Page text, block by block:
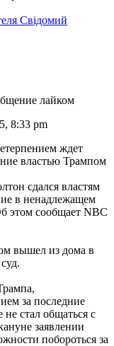
Свідомий
лайком
8:33 pm
ждет
властью Трампом
сдался властям
в ненадлежащем
этом сообщает NBC
вышел из дома в
за последние
стал общаться с
заявлении
побороться за